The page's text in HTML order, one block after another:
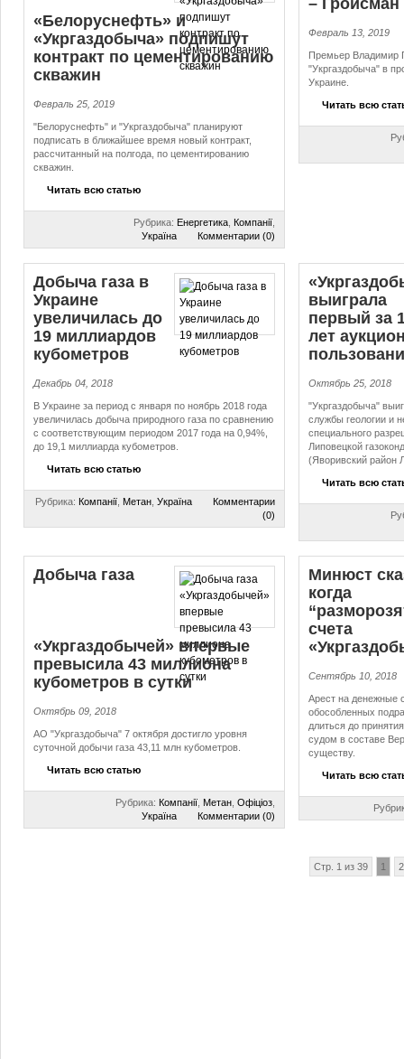
«Белоруснефть» и
«Укргаздобыча» подпишут
контракт по це­мен­ти­ро­ва­нию
скважин
Февраль 25, 2019
"Белоруснефть" и "Укргаздобыча" планируют
подписать в ближайшее время новый контракт,
рассчитанный на полгода, по цементированию
скважин.
Читать всю статью
Рубрика: Енергетика Компанії
Україна
Комментарии (0)
– Гройсман
Февраль 13, 2019
Премьер Владимир
"Укргаздобыча" в
Украине.
Читать всю
Добыча газа в
Украине
увеличилась до
19 миллиардов
кубометров
Декабрь 04, 2018
В Украине за период с января по ноябрь 2018 года
увеличилась добыча природного газа по сравнению
с соответствующим периодом 2017 года на 0,94%,
до 19,1 миллиарда кубометров.
Читать всю статью
Рубрика: Компанії Метан Україна
Комментарии
(0)
выиграла
первый за
лет
Октябрь 25, 2018
"Укргаздобыча"
службы геологии и
специального
Липовецкой
(Яворивский район
Читать всю
Добыча газа
«Укргаздобычей» впервые
превысила 43 миллиона
кубометров в сутки
Октябрь 09, 2018
АО "Укргаздобыча" 7 октября достигло уровня
суточной добычи газа 43,11 млн кубометров.
Читать всю статью
Рубрика: Компанії Метан Офіціоз
Україна
Комментарии (0)
Минюст
когда
счета
Сентябрь 10, 2018
Арест на денежные
обособленных
длиться до
судом в составе
существу.
Читать всю
Стр. 1 из 39 1 2